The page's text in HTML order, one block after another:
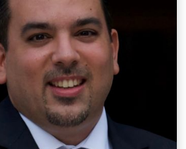
glaliotis@aua.gr
+30 210 529 4458
Κτίριο Δημακόπουλου, 2ος Όροφος
ΕΡΓΑΣΤΗΡΙΟ
Γενικής & Ειδικής Ζωοτεχνίας